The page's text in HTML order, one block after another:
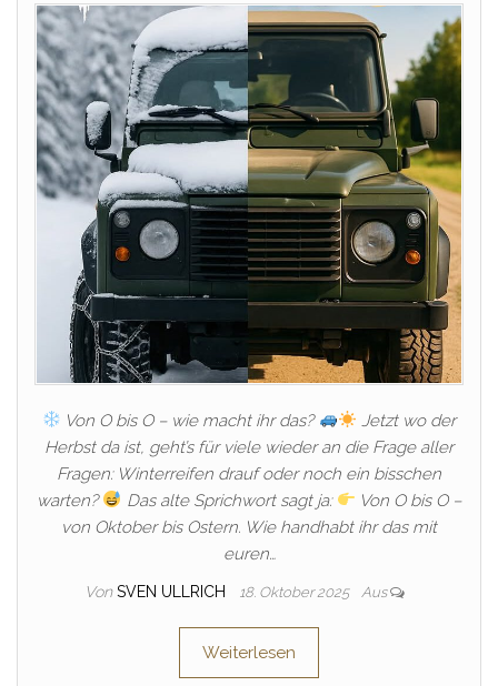
Von O bis O – wie macht ihr das?
Jetzt wo der
Herbst da ist, geht’s für viele wieder an die Frage aller
Fragen: Winterreifen drauf oder noch ein bisschen
warten?
Das alte Sprichwort sagt ja:
Von O bis O –
von Oktober bis Ostern. Wie handhabt ihr das mit
euren…
Von SVEN ULLRICH 18. Oktober 2025 Aus
Weiterlesen